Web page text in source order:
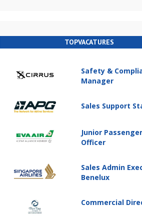
TOPVACATURES
Safety &
Manager
Sales Support
Junior
Officer
Sales Admin
Benelux
Commercial